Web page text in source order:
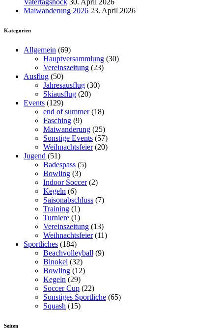
Maiwanderung 2026 23. April 2026
Kategorien
Allgemein (69)
Hauptversammlung (30)
Vereinszeitung (23)
Ausflug (50)
Jahresausflug (30)
Skiausflug (20)
Events (129)
end of summer(18)
Fasching (9)
Maiwanderung (25)
Sonstige Events (57)
Weihnachtsfeier(20)
Jugend (51)
Badespass (5)
Bowling (3)
Indoor Soccer(2)
Kegeln (6)
Saisonabschluss (7)
Training (1)
Turniere (1)
Vereinszeitung (13)
Weihnachtsfeier(11)
Sportliches (184)
Beachvolleyball (9)
Binokel (32)
Bowling (12)
Kegeln (29)
Soccer Cup (22)
Sonstiges Sportliche (65)
Squash (15)
Seiten